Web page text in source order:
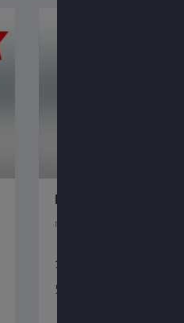
Fiat 500C Hybrid
nur
15.03.2024
51 kW